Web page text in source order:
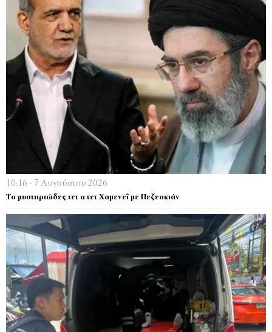
10:16 - 7 Αυγούστου 2026
Το μυστηριώδες τετ α τετ Χαμενεΐ με Πεζεσκιάν